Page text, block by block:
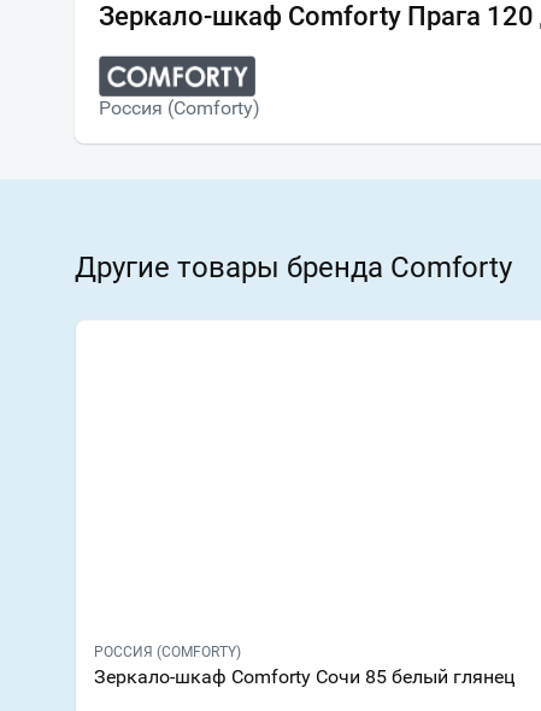
Зеркало-шкаф Comforty Прага
Россия (Comforty)
Другие товары бренда Comforty
РОССИЯ (COMFORTY)
Зеркало-шкаф Comforty Сочи 85 белый глянец